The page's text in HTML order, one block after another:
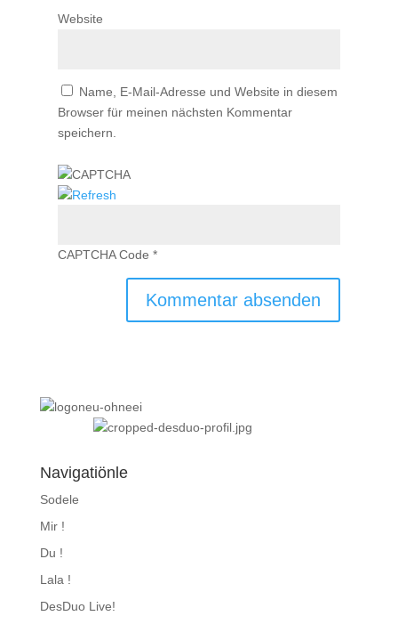
Website
Name, E-Mail-Adresse und Website in diesem
Browser für meinen nächsten Kommentar
speichern.
CAPTCHA Code *
Navigatiönle
Sodele
Mir !
Du !
Lala !
DesDuo Live!